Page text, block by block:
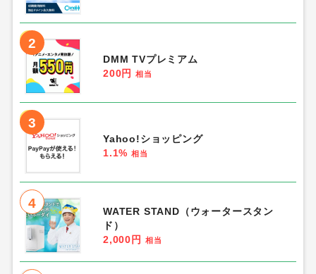
2
DMM TVプレミアム
200円
相当
3
Yahoo!ショッピング
1.1% 相当
4
WATER STAND（ウォータースタン
ド）
2,000円
相当